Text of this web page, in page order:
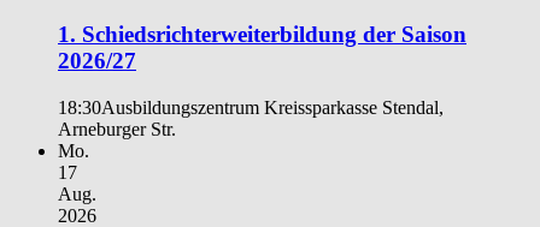
1. Schiedsrichterweiterbildung der Saison
2026/27
18:30Ausbildungszentrum Kreissparkasse Stendal,
Arneburger Str.
Mo.
17
Aug.
2026